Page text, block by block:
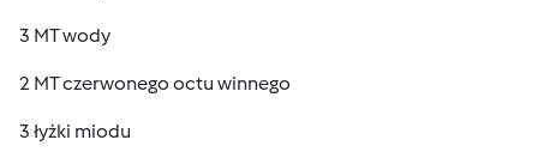
3 MT wody
2 MT czerwonego octu winnego
3 łyżki miodu